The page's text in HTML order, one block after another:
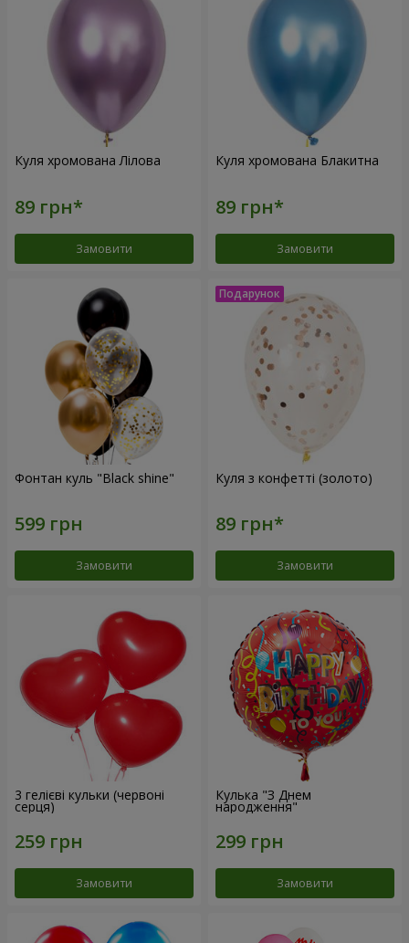
Куля хромована Лілова
Замовити
Куля хромована Блакитна
Замовити
Фонтан куль "Black shine"
Замовити
Куля з конфетті (золото)
Замовити
3 гелієві кульки (червоні
серця)
Замовити
Кулька "З Днем
народження"
Замовити